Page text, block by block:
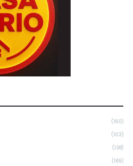
(160)
(103)
(138)
(169)